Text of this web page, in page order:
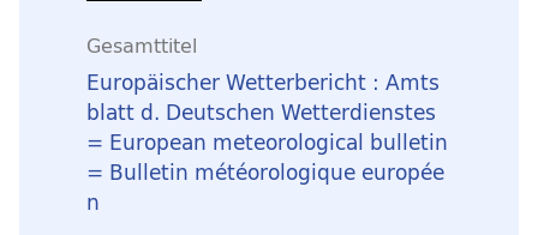
Gesamttitel
Europäischer Wetterbericht : Amts
blatt d. Deutschen Wetterdienstes
= European meteorological bulletin
= Bulletin météorologique europée
n